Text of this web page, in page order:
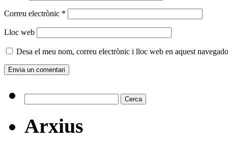
Correu electrònic *
Lloc web
Desa el meu nom, correu electrònic i lloc web en aquest
Arxius